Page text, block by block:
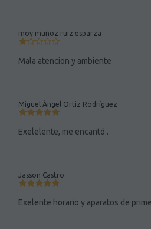
moy muñoz ruiz esparza
Mala atencion y ambiente
Miguel Ángel Ortiz Rodríguez
Exelelente, me encantó .
Jasson Castro
Exelente horario y aparatos de